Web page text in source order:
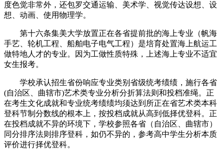
度色觉非常外，还包罗交通运输、美术学、视觉传达设想、设
想、动画、使用物理学。
第十六条集美大学放置正在各省提前批的海上专业（帆海
手艺、轮机工程、船舶电子电气工程）是培育处置海上航运工
做特地人才的专业。因为工做性质特殊，上述海上专业不适宜
女生报考。
学校承认招生省份响应专业类别省级统考绩绩，施行各省
(自治区、曲辖市)艺术类专业分析分折算法则和投档准绳。正
在考生文化成就和专业统考绩绩均须达到所正在省艺术类本科
登科节制分数线的根本上，按投档成就从高到低择优登科。正
在投档成就不异的环境下，学校参照各省（自治区、曲辖市）
同分排序法则排序登科，如仍不异的，参考高中学生分析本质
评价进行择优登科。